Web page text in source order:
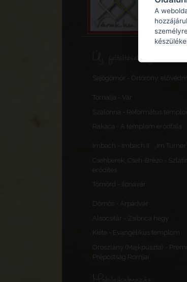
Új feltöltések, frissítések
Sajógömör - Őrtorony,
Tornalja - Vár
Szalonna - Református
Rakaca - A templom erődfala
Imbach - Imbach II., „Im
Csehberek, Cseh-Brézó -
erődítés
Tömörd - Ilonavár
Dömös - Árpádvár
Alsócsitár - Zsibrica hegy
Kiéte - Evangélikus templom
Oroszlány (Majkpuszta) -
Prépostság Romjai
Mobilalkalmazás
A